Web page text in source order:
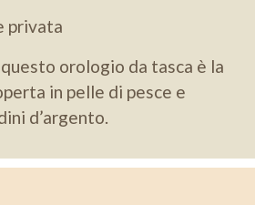
privata
orologio da tasca è la
in pelle di pesce e
d’argento.